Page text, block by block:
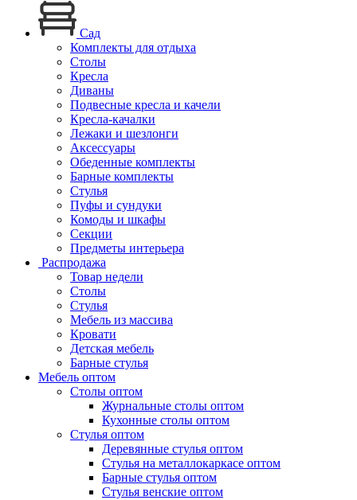
Сад
Комплекты для отдыха
Столы
Кресла
Диваны
Подвесные кресла и качели
Кресла-качалки
Лежаки и шезлонги
Аксессуары
Обеденные комплекты
Барные комплекты
Стулья
Пуфы и сундуки
Комоды и шкафы
Секции
Предметы интерьера
Распродажа
Товар недели
Столы
Стулья
Мебель из массива
Кровати
Детская мебель
Барные стулья
Мебель оптом
Столы оптом
Журнальные столы оптом
Кухонные столы оптом
Стулья оптом
Деревянные стулья оптом
Стулья на металлокаркасе оптом
Барные стулья оптом
Стулья венские оптом